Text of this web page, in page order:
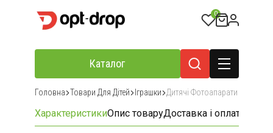
0
Каталог
Головна Товари Для Дітей Іграшки Дитячі Фотоапарати
ХарактеристикиОпис товаруДоставка і оплата